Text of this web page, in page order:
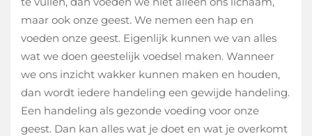
maar ook onze geest. We nemen een hap en
voeden onze geest. Eigenlijk kunnen we van alles
wat we doen geestelijk voedsel maken. Wanneer
we ons inzicht wakker kunnen maken en houden,
dan wordt iedere handeling een gewijde handeling.
Een handeling als gezonde voeding voor onze
geest. Dan kan alles wat je doet en wat je overkomt